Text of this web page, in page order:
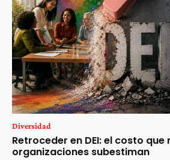
Diversidad
Retroceder en DEI: el costo que
organizaciones subestiman